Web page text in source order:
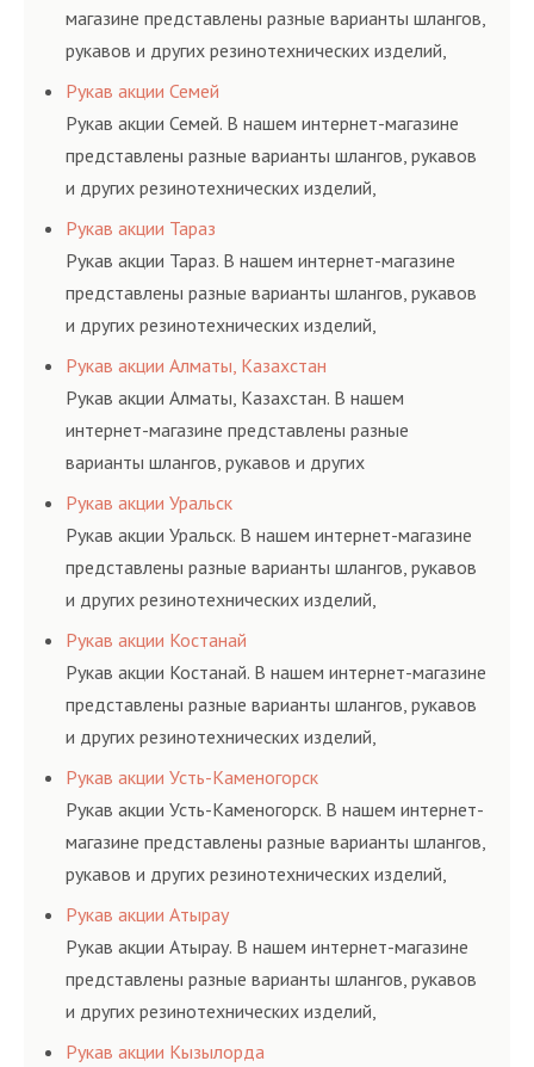
магазине представлены разные варианты шлангов,
рукавов и других резинотехнических изделий,
соответствующих ГОСТам, техническим условиям
и нормативам.
Рукав акции Семей
Рукав акции Семей. В нашем интернет-магазине
представлены разные варианты шлангов, рукавов
и других резинотехнических изделий,
соответствующих ГОСТам, техническим условиям
и нормативам.
Рукав акции Тараз
Рукав акции Тараз. В нашем интернет-магазине
представлены разные варианты шлангов, рукавов
и других резинотехнических изделий,
соответствующих ГОСТам, техническим условиям
и нормативам.
Рукав акции Алматы, Казахстан
Рукав акции Алматы, Казахстан. В нашем
интернет-магазине представлены разные
варианты шлангов, рукавов и других
резинотехнических изделий, соответствующих
ГОСТам, техническим условиям и нормативам.
Рукав акции Уральск
Рукав акции Уральск. В нашем интернет-магазине
представлены разные варианты шлангов, рукавов
и других резинотехнических изделий,
соответствующих ГОСТам, техническим условиям
и нормативам.
Рукав акции Костанай
Рукав акции Костанай. В нашем интернет-магазине
представлены разные варианты шлангов, рукавов
и других резинотехнических изделий,
соответствующих ГОСТам, техническим условиям
и нормативам.
Рукав акции Усть-Каменогорск
Рукав акции Усть-Каменогорск. В нашем интернет-
магазине представлены разные варианты шлангов,
рукавов и других резинотехнических изделий,
соответствующих ГОСТам, техническим условиям
и нормативам.
Рукав акции Атырау
Рукав акции Атырау. В нашем интернет-магазине
представлены разные варианты шлангов, рукавов
и других резинотехнических изделий,
соответствующих ГОСТам, техническим условиям
Рукав акции Кызылорда